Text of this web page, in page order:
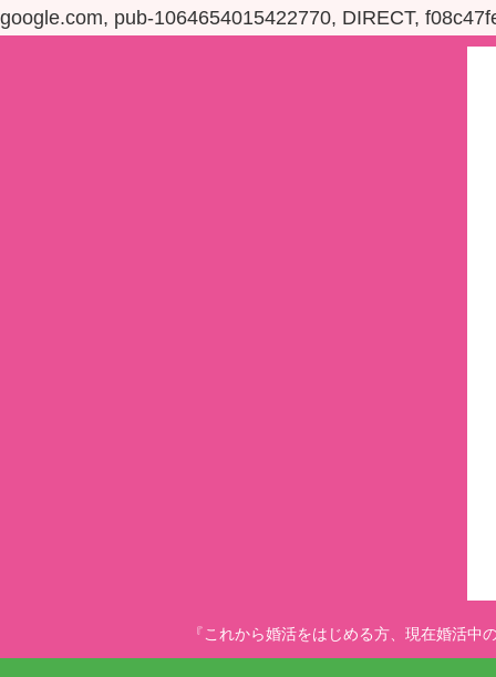
google.com, pub-1064654015422770, DIRECT,
『これから婚活をはじめる方、現在婚活